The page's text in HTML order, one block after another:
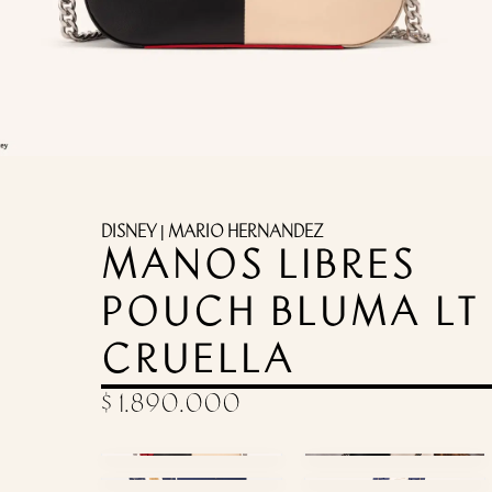
DISNEY | MARIO HERNANDEZ
MANOS LIBRES
POUCH BLUMA LT
CRUELLA
$ 1.890.000
PRODUCTOS
USABILIDAD
EMPAQUES
ESTILO DE VIDA